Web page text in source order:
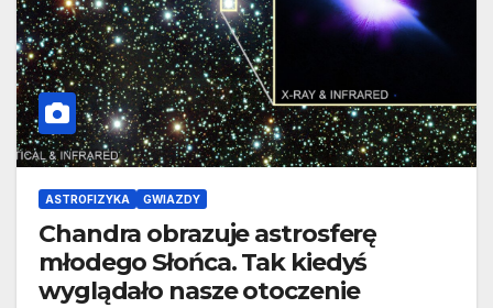
ASTROFIZYKA GWIAZDY
Chandra obrazuje astrosferę
młodego Słońca. Tak kiedyś
wyglądało nasze otoczenie